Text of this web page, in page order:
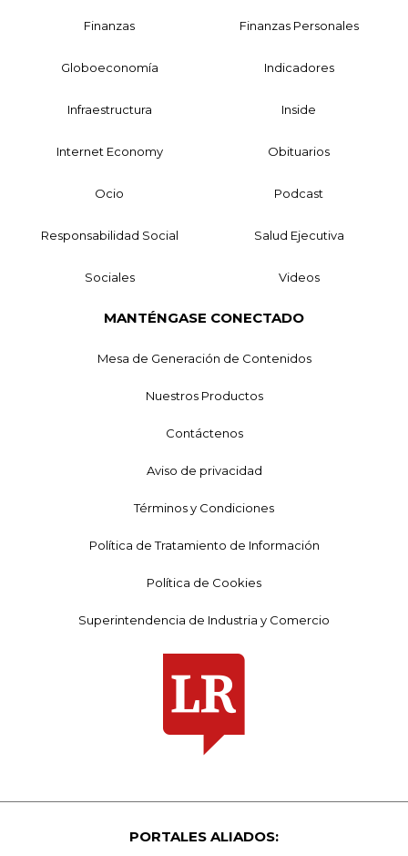
Finanzas Finanzas Personales
Globoeconomía Indicadores
Infraestructura Inside
Internet Economy Obituarios
Ocio Podcast
Responsabilidad Social Salud Ejecutiva
Sociales Videos
MANTÉNGASE CONECTADO
Mesa de Generación de Contenidos
Nuestros Productos
Contáctenos
Aviso de privacidad
Términos y Condiciones
Política de Tratamiento de Información
Política de Cookies
Superintendencia de Industria y Comercio
PORTALES ALIADOS: